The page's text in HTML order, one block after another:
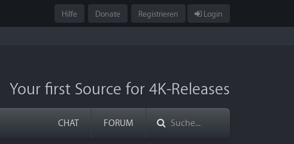
Hilfe Donate Registrieren Login
Your first Source for 4K-Releases
CHAT FORUM